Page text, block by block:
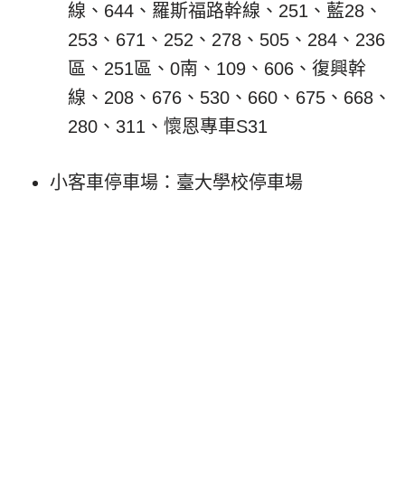
線、644、羅斯福路幹線、251、藍28、
253、671、252、278、505、284、236
區、251區、0南、109、606、復興幹
線、208、676、530、660、675、668、
280、311、懷恩專車S31
小客車停車場：臺大學校停車場